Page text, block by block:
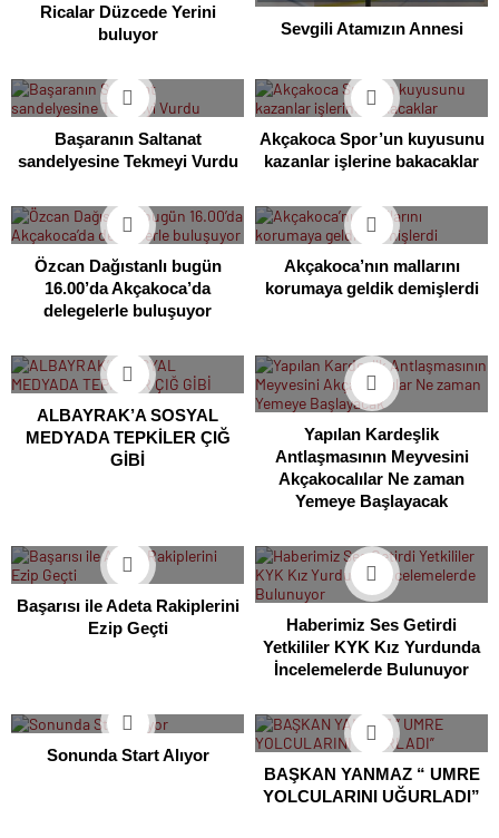
Ricalar Düzcede Yerini
buluyor
Sevgili Atamızın Annesi
Başaranın Saltanat
sandelyesine Tekmeyi Vurdu
Akçakoca Spor’un kuyusunu
kazanlar işlerine bakacaklar
Özcan Dağıstanlı bugün
16.00’da Akçakoca’da
delegelerle buluşuyor
Akçakoca’nın mallarını
korumaya geldik demişlerdi
ALBAYRAK’A SOSYAL
MEDYADA TEPKİLER ÇIĞ
GİBİ
Yapılan Kardeşlik
Antlaşmasının Meyvesini
Akçakocalılar Ne zaman
Yemeye Başlayacak
Başarısı ile Adeta Rakiplerini
Ezip Geçti
Haberimiz Ses Getirdi
Yetkililer KYK Kız Yurdunda
İncelemelerde Bulunuyor
Sonunda Start Alıyor
BAŞKAN YANMAZ “ UMRE
YOLCULARINI UĞURLADI”